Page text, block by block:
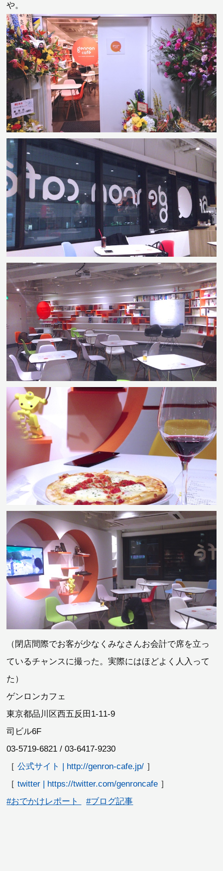
や。
（閉店間際でお客が少なくみなさんお会計で席を立っ
ているチャンスに撮った。実際にはほどよく人入って
た）
ゲンロンカフェ
東京都品川区西五反田1-11-9
司ビル6F
03-5719-6821 / 03-6417-9230
［公式サイト | http://genron-cafe.jp/ ］
［twitter | https://twitter.com/genroncafe ］
#おでかけレポート
#ブログ記事